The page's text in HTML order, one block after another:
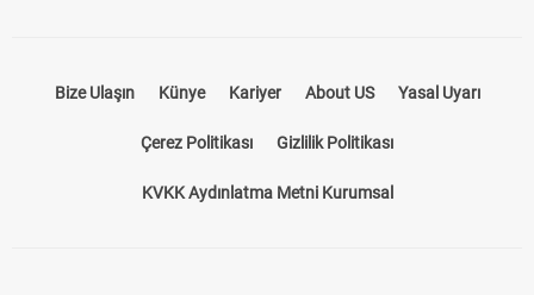
Bize Ulaşın Künye Kariyer About US Yasal Uyarı
Çerez Politikası Gizlilik Politikası
KVKK Aydınlatma Metni Kurumsal